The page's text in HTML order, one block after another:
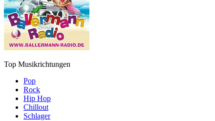
Top Musikrichtungen
Pop
Rock
Hip Hop
Chillout
Schlager